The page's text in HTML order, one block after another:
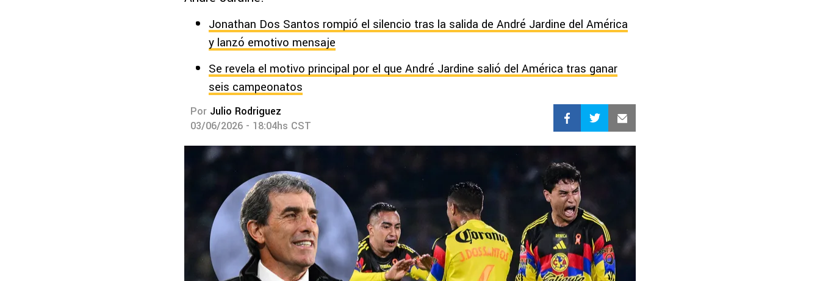
Jonathan Dos Santos rompió el silencio tras la salida de André Jardine del América
y lanzó emotivo mensaje
Se revela el motivo principal por el que André Jardine salió del América tras ganar
seis campeonatos
Por Julio Rodriguez
03/06/2026 - 18:04hs CST